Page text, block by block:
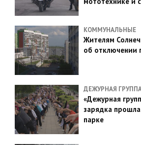
КОММУНАЛЬНЫЕ
Жителям
об отключении
ДЕЖУРНАЯ
«Дежурная
зарядка
парке